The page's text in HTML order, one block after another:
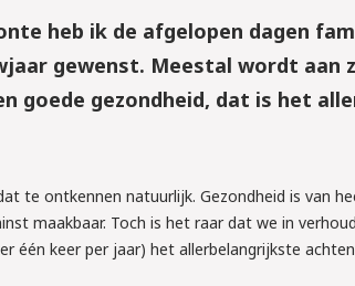
heb ik de afgelopen dagen
gewenst. Meestal wordt aan
goede gezondheid, dat is het
te ontkennen natuurlijk. Gezondheid is van
maakbaar. Toch is het raar dat we in
één keer per jaar) het allerbelangrijkste
‘WTTA: ben jij
de nieuwe